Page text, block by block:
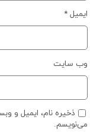
ایمیل*
وب‌ سایت
ذخیره نام، ایمیل و
می‌نویسم.